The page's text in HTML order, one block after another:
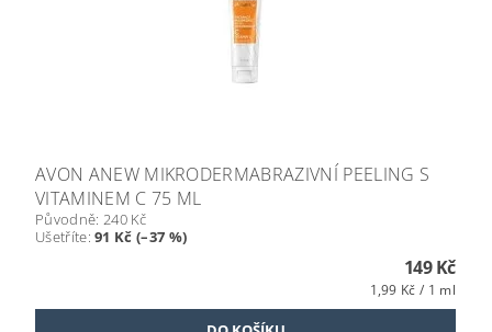
AVON ANEW MIKRODERMABRAZIVNÍ PEELING S
VITAMINEM C 75 ML
Původně: 240 Kč
Ušetříte:91 Kč (–37 %)
149 Kč
1,99 Kč / 1 ml